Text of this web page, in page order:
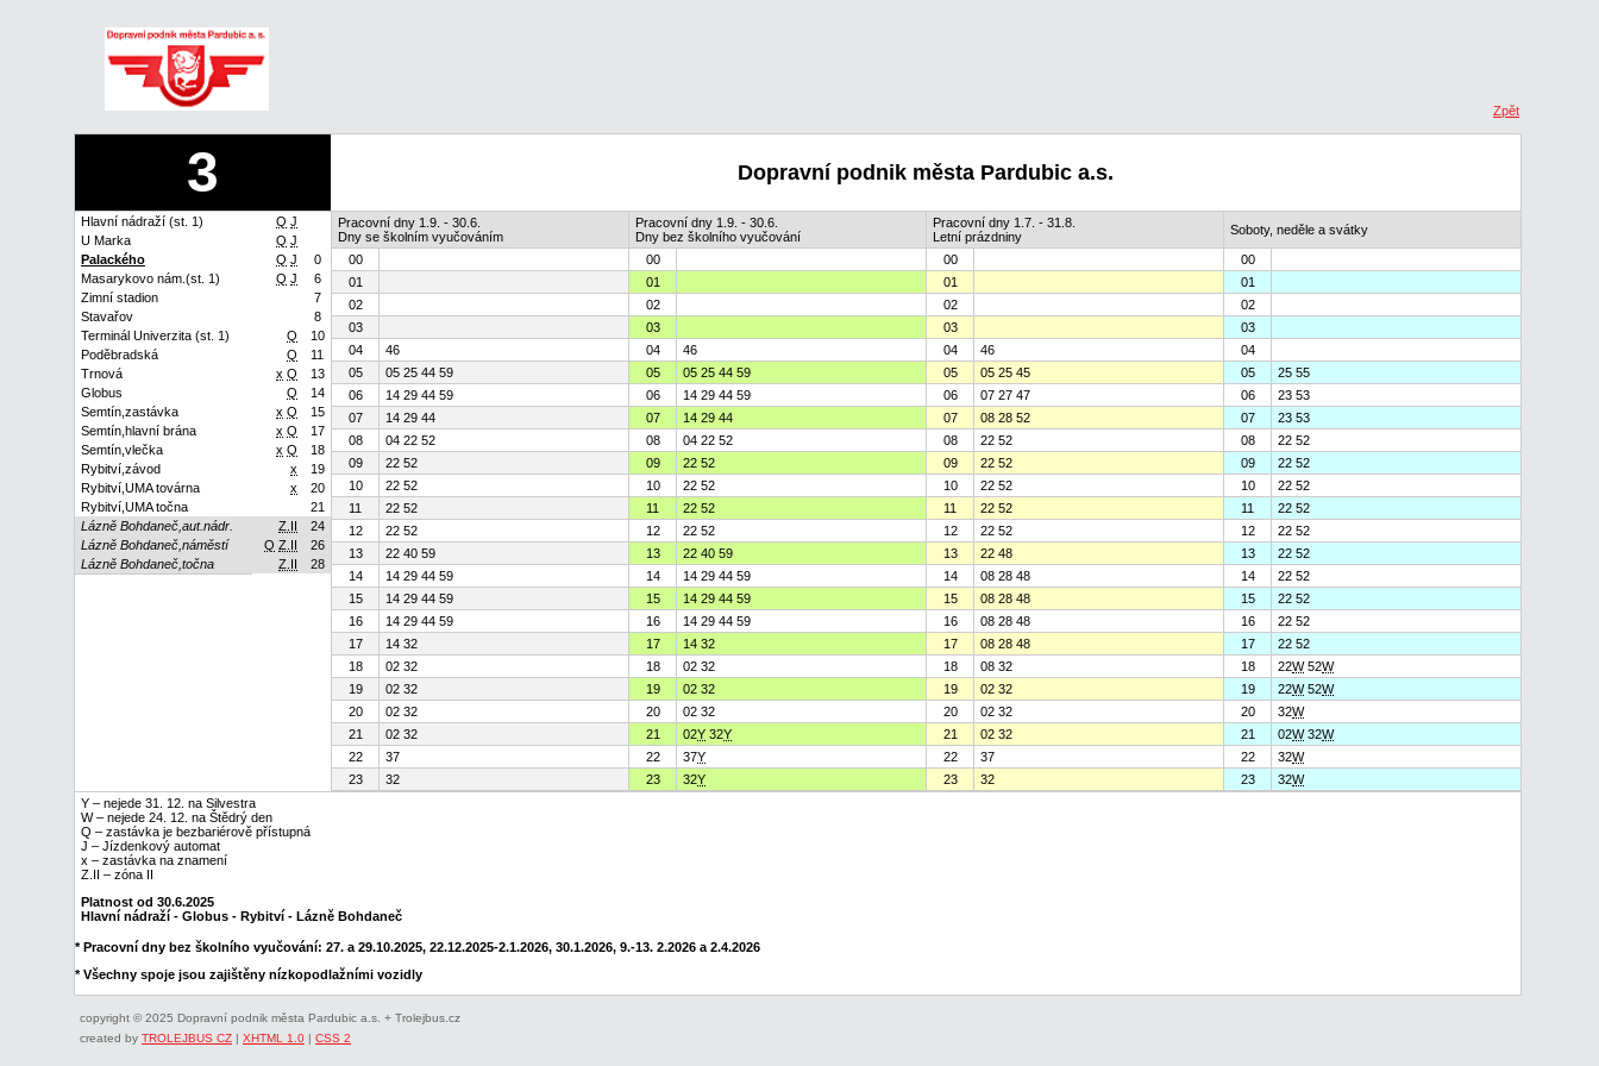
Zpět
3 Dopravní podnik města Pardubic a.s.
Hlavní nádraží (st. 1) Q J
U Marka
Q J
Palackého
Q J
0
Masarykovo nám.(st. 1)
Q J
6
Zimní stadion
7
Stavařov
8
Terminál Univerzita (st. 1)
Q
10
Poděbradská
Q
11
Trnová
x Q
13
Globus
Q
14
Semtín,zastávka
x Q
15
Semtín,hlavní brána
x Q
17
Semtín,vlečka
x Q
18
Rybitví,závod
x
19
Rybitví,UMA továrna
x
20
Rybitví,UMA točna
21
Lázně Bohdaneč,aut.nádr.
Z.II
24
Lázně Bohdaneč,náměstí
Q Z.II
26
Lázně Bohdaneč,točna
Z.II 28
Pracovní dny 1.9. - 30.6.
Dny se školním vyučováním
Pracovní dny 1.9. - 30.6.
Dny bez školního vyučování
Pracovní dny 1.7. - 31.8.
Letní prázdniny
Soboty, neděle a svátky
00 00 00
00
01
01 01
01
02
02 02
02
03
03 03
03
04
46 04 46 04 46
04
05
05 25 44 59 05 05 25 44 59 05 05 25 45 05
25 55
06
14 29 44 59 06 14 29 44 59 06 07 27 47 06
23 53
07
14 29 44 07 14 29 44 07 08 28 52 07
23 53
08
04 22 52 08 04 22 52 08 22 52 08
22 52
09
22 52 09 22 52 09 22 52 09
22 52
10
22 52 10 22 52 10 22 52 10
22 52
11
22 52 11 22 52 11 22 52 11
22 52
12
22 52 12 22 52 12 22 52 12
22 52
13
22 40 59 13 22 40 59 13 22 48 13
22 52
14
14 29 44 59 14 14 29 44 59 14 08 28 48 14
22 52
15
14 29 44 59 15 14 29 44 59 15 08 28 48 15
22 52
16
14 29 44 59 16 14 29 44 59 16 08 28 48 16
22 52
17
14 32 17 14 32 17 08 28 48 17
22 52
18
02 32 18 02 32 18 08 32 18 22W52W
19
02 32 19 02 32 19 02 32 19 22W52W
20
02 32 20 02 32 20 02 32 20 32W
21
02 32 21 02Y 32Y 21 02 32 21 02W32W
22
37 22 37Y 22 37 22 32W
23
32 23 32Y 23 32 23 32W
Y – nejede 31. 12. na Silvestra
W – nejede 24. 12. na Štědrý den
Q – zastávka je bezbariérově přístupná
J – Jízdenkový automat
x – zastávka na znamení
Z.II – zóna II
Platnost od 30.6.2025
Hlavní nádraží - Globus - Rybitví - Lázně Bohdaneč
* Pracovní dny bez školního vyučování: 27. a 29.10.2025, 22.12.2025-2.1.2026, 30.1.2026, 9.-13. 2.2026 a 2.4.2026
* Všechny spoje jsou zajištěny nízkopodlažními vozidly
copyright © 2025 Dopravní podnik města Pardubic a.s. + Trolejbus.cz
created by TROLEJBUS CZ | XHTML 1.0 | CSS 2